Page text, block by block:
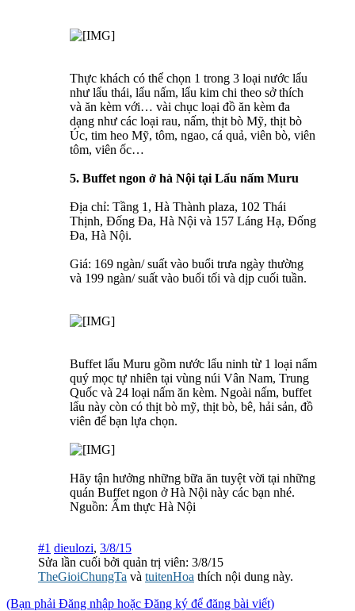
Thực khách có thể chọn 1 trong 3 loại nước lẩu
như lẩu thái, lẩu nấm, lẩu kim chi theo sở thích
và ăn kèm với… vài chục loại đồ ăn kèm đa
dạng như các loại rau, nấm, thịt bò Mỹ, thịt bò
Úc, tim heo Mỹ, tôm, ngao, cá quả, viên bò, viên
tôm, viên ốc…
5. Buffet ngon ở hà Nội tại Lẩu nấm Muru
Địa chỉ: Tầng 1, Hà Thành plaza, 102 Thái
Thịnh, Đống Đa, Hà Nội và 157 Láng Hạ, Đống
Đa, Hà Nội.
Giá: 169 ngàn/ suất vào buổi trưa ngày thường
và 199 ngàn/ suất vào buổi tối và dịp cuối tuần.
Buffet lẩu Muru gồm nước lẩu ninh từ 1 loại nấm
quý mọc tự nhiên tại vùng núi Vân Nam, Trung
Quốc và 24 loại nấm ăn kèm. Ngoài nấm, buffet
lẩu này còn có thịt bò mỹ, thịt bò, bê, hải sản, đồ
viên để bạn lựa chọn.
Hãy tận hưởng những bữa ăn tuyệt vời tại những
quán Buffet ngon ở Hà Nội này các bạn nhé.
Nguồn: Ẩm thực Hà Nội
#1 dieulozi, 3/8/15
Sửa lần cuối bởi quản trị viên: 3/8/15
TheGioiChungTa và tuitenHoa thích nội dung này.
(Bạn phải Đăng nhập hoặc Đăng ký để đăng bài viết)